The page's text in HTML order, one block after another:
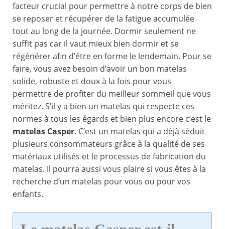
facteur crucial pour permettre à notre corps de bien
se reposer et récupérer de la fatigue accumulée
tout au long de la journée. Dormir seulement ne
suffit pas car il vaut mieux bien dormir et se
régénérer afin d’être en forme le lendemain. Pour se
faire, vous avez besoin d’avoir un bon matelas
solide, robuste et doux à la fois pour vous
permettre de profiter du meilleur sommeil que vous
méritez. S’il y a bien un matelas qui respecte ces
normes à tous les égards et bien plus encore c’est le
matelas Casper. C’est un matelas qui a déjà séduit
plusieurs consommateurs grâce à la qualité de ses
matériaux utilisés et le processus de fabrication du
matelas. Il pourra aussi vous plaire si vous êtes à la
recherche d’un matelas pour vous ou pour vos
enfants.